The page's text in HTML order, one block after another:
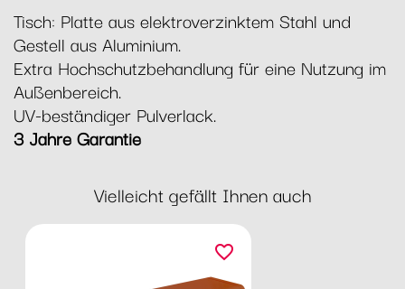
Tisch: Platte aus elektroverzinktem Stahl und
Gestell aus Aluminium.
Extra Hochschutzbehandlung für eine Nutzung im
Außenbereich.
UV-beständiger Pulverlack.
3 Jahre Garantie
Vielleicht gefällt Ihnen auch
favorite_border